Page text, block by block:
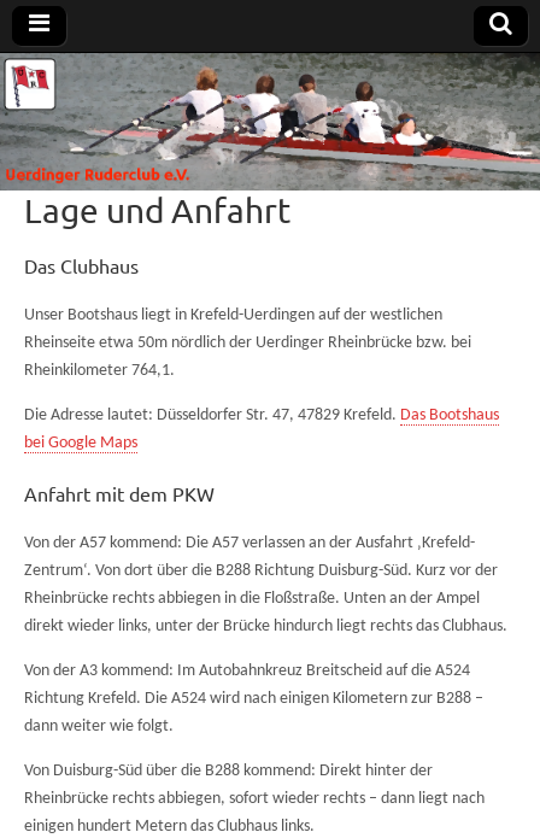
Uerdinger
Ruderclub
e.V.
Rudern in
Krefeld-
Uerdingen
Lage und Anfahrt
Das Clubhaus
Unser Bootshaus liegt in Krefeld-Uerdingen auf der westlichen
Rheinseite etwa 50m nördlich der Uerdinger Rheinbrücke bzw. bei
Rheinkilometer 764,1.
Die Adresse lautet: Düsseldorfer Str. 47, 47829 Krefeld. Das Bootshaus
bei Google Maps
Anfahrt mit dem PKW
Von der A57 kommend: Die A57 verlassen an der Ausfahrt ‚Krefeld-
Zentrum‘. Von dort über die B288 Richtung Duisburg-Süd. Kurz vor der
Rheinbrücke rechts abbiegen in die Floßstraße. Unten an der Ampel
direkt wieder links, unter der Brücke hindurch liegt rechts das Clubhaus.
Von der A3 kommend: Im Autobahnkreuz Breitscheid auf die A524
Richtung Krefeld. Die A524 wird nach einigen Kilometern zur B288 –
dann weiter wie folgt.
Von Duisburg-Süd über die B288 kommend: Direkt hinter der
Rheinbrücke rechts abbiegen, sofort wieder rechts – dann liegt nach
einigen hundert Metern das Clubhaus links.